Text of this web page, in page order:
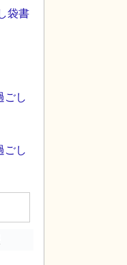
袋書
ごし
ごし